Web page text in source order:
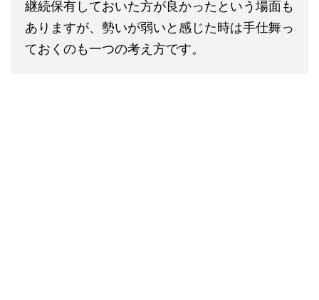
継続保有しておいた方が良かったという場面も
ありますが、勢いが弱いと感じた時は手仕舞っ
ておくのも一つの考え方です。